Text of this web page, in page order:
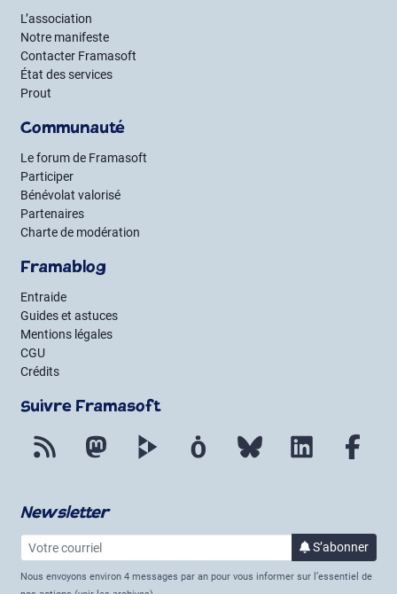
L’association
Notre manifeste
Contacter Framasoft
État des services
Prout
Communauté
Le forum de Framasoft
Participer
Bénévolat valorisé
Partenaires
Charte de modération
Framablog
Entraide
Guides et astuces
Mentions légales
CGU
Crédits
Suivre Framasoft
Flux RSS Mastodon PeerTube Mobilizon Bluesky LinkedIn
Newsletter
Votre courriel S’abonnerà la
Nous envoyons environ 4 messages par an pour vous informer sur l’essentiel de